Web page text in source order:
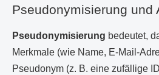
Pseudonymisierung und
Pseudonymisierung bedeutet,
Merkmale (wie Name, E-Mail-
Pseudonym (z. B. eine zufällige